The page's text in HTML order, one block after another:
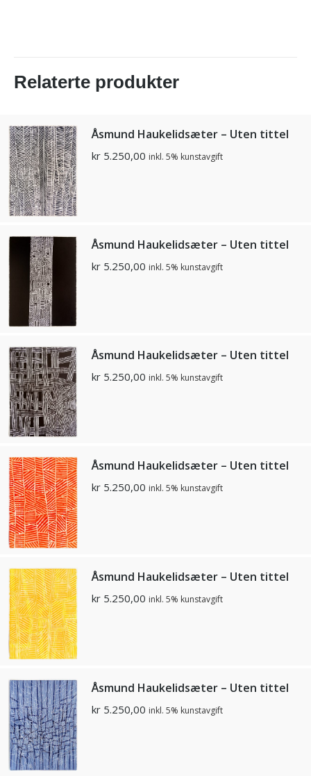
Relaterte produkter
Åsmund Haukelidsæter – Uten tittel
kr 5.250,00 inkl. 5% kunstavgift
Åsmund Haukelidsæter – Uten tittel
kr 5.250,00 inkl. 5% kunstavgift
Åsmund Haukelidsæter – Uten tittel
kr 5.250,00 inkl. 5% kunstavgift
Åsmund Haukelidsæter – Uten tittel
kr 5.250,00 inkl. 5% kunstavgift
Åsmund Haukelidsæter – Uten tittel
kr 5.250,00 inkl. 5% kunstavgift
Åsmund Haukelidsæter – Uten tittel
kr 5.250,00 inkl. 5% kunstavgift